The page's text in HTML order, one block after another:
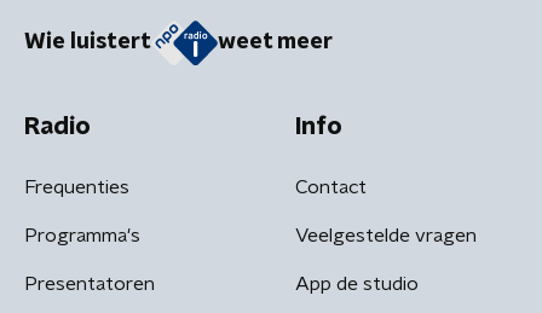
Wie luistert weet meer
Radio
Frequenties
Programma's
Presentatoren
Info
Contact
Veelgestelde vragen
App de studio